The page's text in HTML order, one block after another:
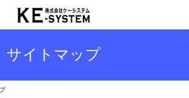
サイトマップ